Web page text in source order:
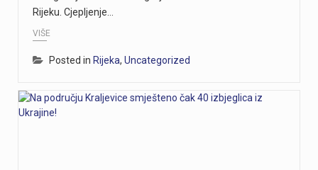
Rijeku. Cjepljenje…
VIŠE
Posted in Rijeka, Uncategorized